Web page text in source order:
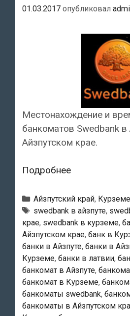
01.03.2017 опубликовал
Местонахождение и
банкоматов Swedbank в
Айзпутском крае.
ПодробнееSwedbank
Банкоматы
в
Айзпуте
Рубрики
Айзпутский край, Курземе
Тэги
swedbank в айзпуте,
крае, swedbank в курземе,
Айзпутском крае, банк в
банки в Айзпуте, банки в
Курземе, банки в латвии,
банкомат в Айзпуте,
банкомат в Курземе,
банкоматы swedbank,
банкоматы в Айзпутском